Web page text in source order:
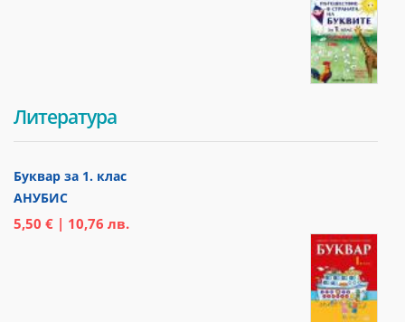
Литература
Буквар за 1. клас
АНУБИС
5,50 € | 10,76 лв.